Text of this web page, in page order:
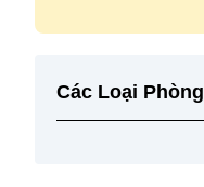
Các Loại Phòng